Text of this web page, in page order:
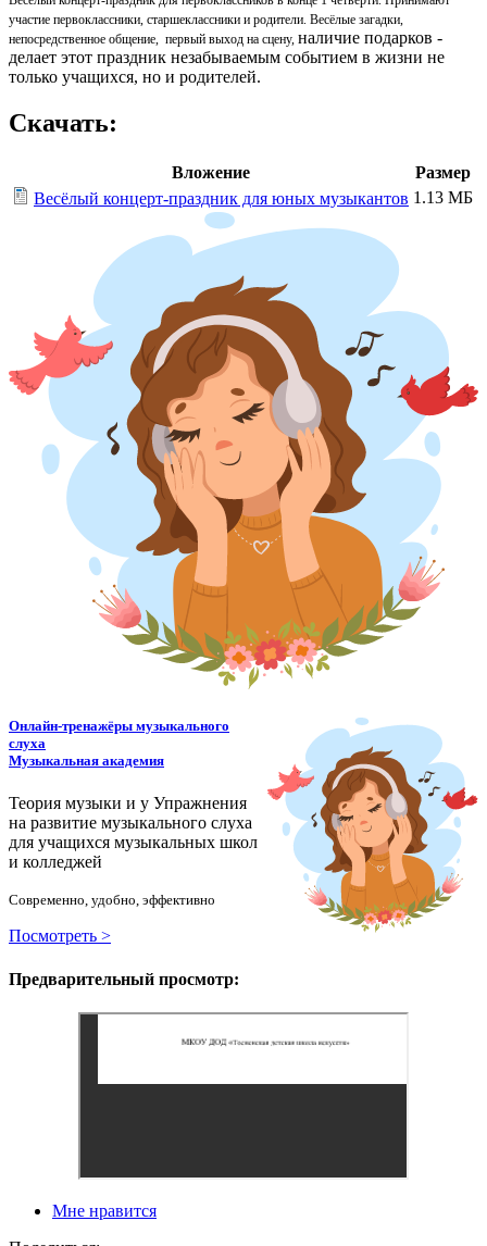
участие первоклассники, старшеклассники и родители. Весёлые загадки,
непосредственное общение, первый выход на сцену, наличие подарков -
делает этот праздник незабываемым событием в жизни не
только учащихся, но и родителей.
Скачать:
Вложение
Размер
Весёлый концерт-праздник для юных музыкантов 1.13 МБ
Онлайн-тренажёры музыкального
слуха
Музыкальная академия
Теория музыки и у Упражнения
на развитие музыкального слуха
для учащихся музыкальных школ
и колледжей
Современно, удобно, эффективно
Посмотреть >
Предварительный просмотр:
Мне нравится